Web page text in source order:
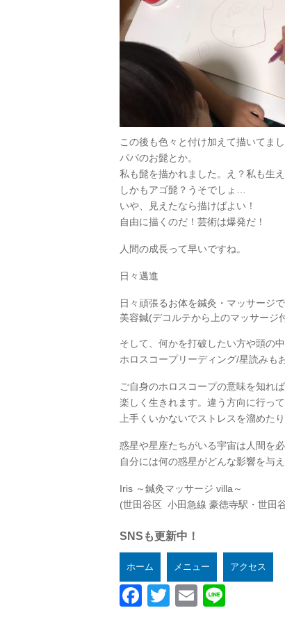
この後も色々と付け加えて描いてまし
パパのお髭とか。
私も髭を描かれました。え？私も生
しかもアゴ髭？うそでしょ…
いや、見えたなら描けばよい！
自由に描くのだ！芸術は爆発だ！
人間の成長って早いですね。
日々邁進
日々頑張るお体を鍼灸・マッサージ
美容鍼(デコルテから上のマッサージ
そして、何かを打破したい方や頭の
ホロスコープリーディング/星読みも
ご自身のホロスコープの意味を知れ
楽しく生きれます。違う方向に行っ
上手くいかないでストレスを溜めた
惑星や星座たちがいる宇宙は人間を
自分には何の惑星がどんな影響を与
Iris ～鍼灸マッサージ villa～
(世田谷区 小田急線 豪徳寺駅・世田
SNSも更新中！
ホーム メニュー アクセス
Facebook
TwitterEmail